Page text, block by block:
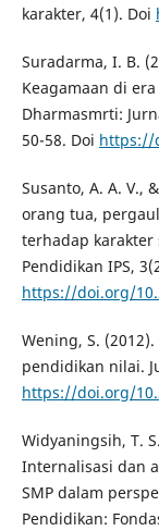
karakter, 4(1). Doi
Suradarma, I. B.
Keagamaan di
Dharmasmrti:
50-58. Doi https://
Susanto, A. A. V.,
orang tua,
terhadap karakter
Pendidikan IPS,
https://doi.org/
Wening, S.
pendidikan nilai.
https://doi.org/
Widyaningsih, T.
Internalisasi dan
SMP dalam
Pendidikan: